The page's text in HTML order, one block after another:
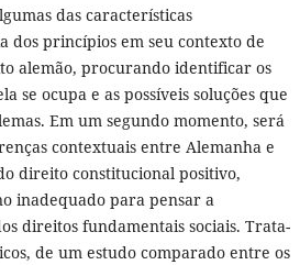
das características
dos princípios em seu contexto de
alemão, procurando identificar os
se ocupa e as possíveis soluções que
Em um segundo momento, será
contextuais entre Alemanha e
direito constitucional positivo,
inadequado para pensar a
direitos fundamentais sociais. Trata-
de um estudo comparado entre os